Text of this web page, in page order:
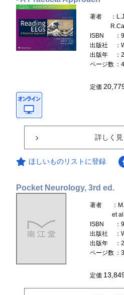
著者
：
ISBN
出版社
出版年
ページ数
定価
詳しく見
ほしいものリストに登録
Pocket Neurology, 3rd ed.
著者
：
et
ISBN
出版社
出版年
ページ数
定価